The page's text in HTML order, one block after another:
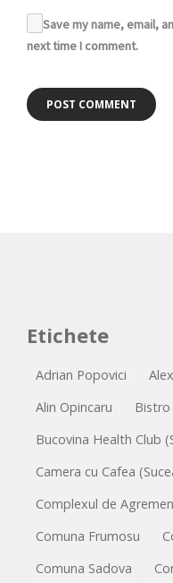
Save my name, email,
next time I comment.
Etichete
Adrian Popovici
Alin Opincaru
Bistro
Bucovina Health Club
Camera cu Cafea
Complexul de
Comuna Frumosu
Comuna Sadova